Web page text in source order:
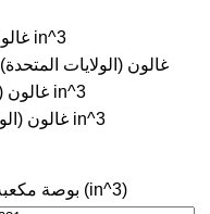
1 غالون (الولايات المتحدة) = 231 in^3
1 in^3 = 0.004329004329 غالون (الولايات المتحدة)
10 غالون (الولايات المتحدة) = 2310 in^3
100 غالون (الولايات المتحدة) = 23100 in^3
بوصة مكعبة (in^3)